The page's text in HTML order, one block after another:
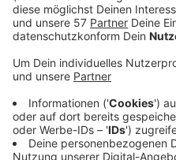
anderen dienen eher
geht um die
kann."
Anzeige